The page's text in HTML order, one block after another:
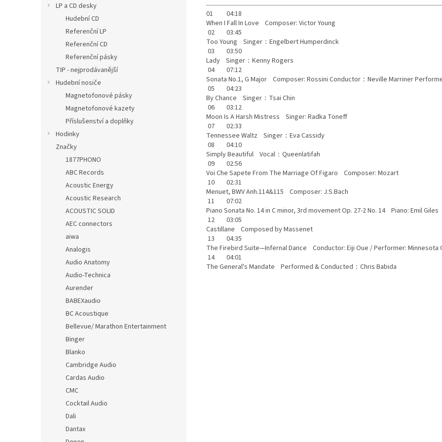
LP a CD desky
Hudební CD
Referenční LP
Referenční CD
Referenční pásky
TIP - nejprodávanější
Hudební nosiče
Magnetofonové pásky
Magnetofonové kazety
Příslušenství a doplňky
Hodinky
Značky
1877PHONO
ABC Records
Acoustic Energy
Acoustic Research
ACOUSTIC SOLID
AEC connectors
aiwa
Analogis
Audio Anatomy
Audio-Technica
Aurender
BABEXaudio
BC Acoustique
Bellevue/ Marathon Entertainment
Binger
Blanko
Cambridge Audio
Cardas Audio
CMC
Cocktail Audio
Dali
Dantax
01 04:18
When I Fall In Love Composer: Victor Young
02 03:45
Too Young Singer：Engelbert Humperdinck
03 03:50
Lady Singer：Kenny Rogers
04 07:12
Sonata No.1, G Major Composer: Rossini Conductor：Neville Marriner
05 04:23
By Chance Singer：Tsai Chin
06 03:12
Moon Is A Harsh Mistress Singer: Radka Toneff
07 02:33
Tennessee Waltz Singer：Eva Cassidy
08 04:10
Simply Beautiful Vocal：Queenlatifah
09 02:56
Voi Che Sapete From The Marriage Of Figaro Composer: Mozart
10 02:31
Menuet, BWV Anh.114&115 Composer: J.S.Bach
11 07:02
Piano Sonata No. 14 in C minor, 3rd movement Op. 27-2 No. 14 Piano: Emil
12 03:05
Castillane Composed by Massenet
13 04:35
The Firebird Suite—Infernal Dance Conductor: Eiji Oue / Performer:
14 04:01
The General's Mandate Performed & Conducted：Chris Babida